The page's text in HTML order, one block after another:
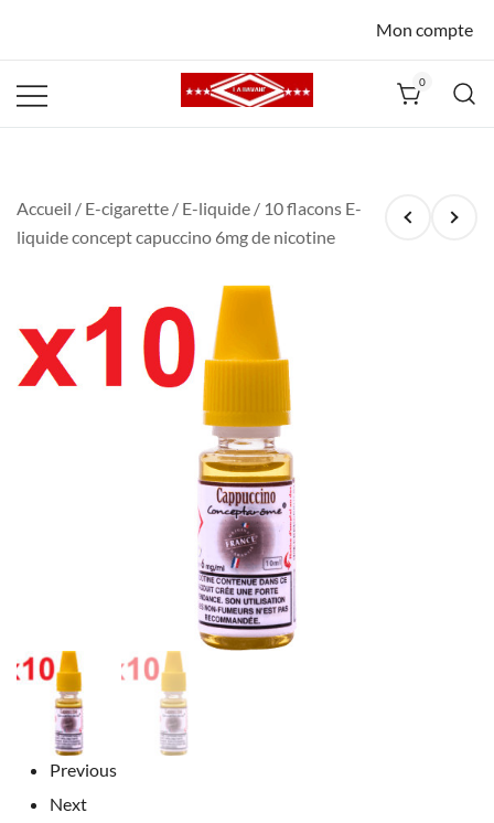
Mon compte
0
Accueil / E-cigarette / E-liquide / 10 flacons E-
liquide concept capuccino 6mg de nicotine
Previous
Next